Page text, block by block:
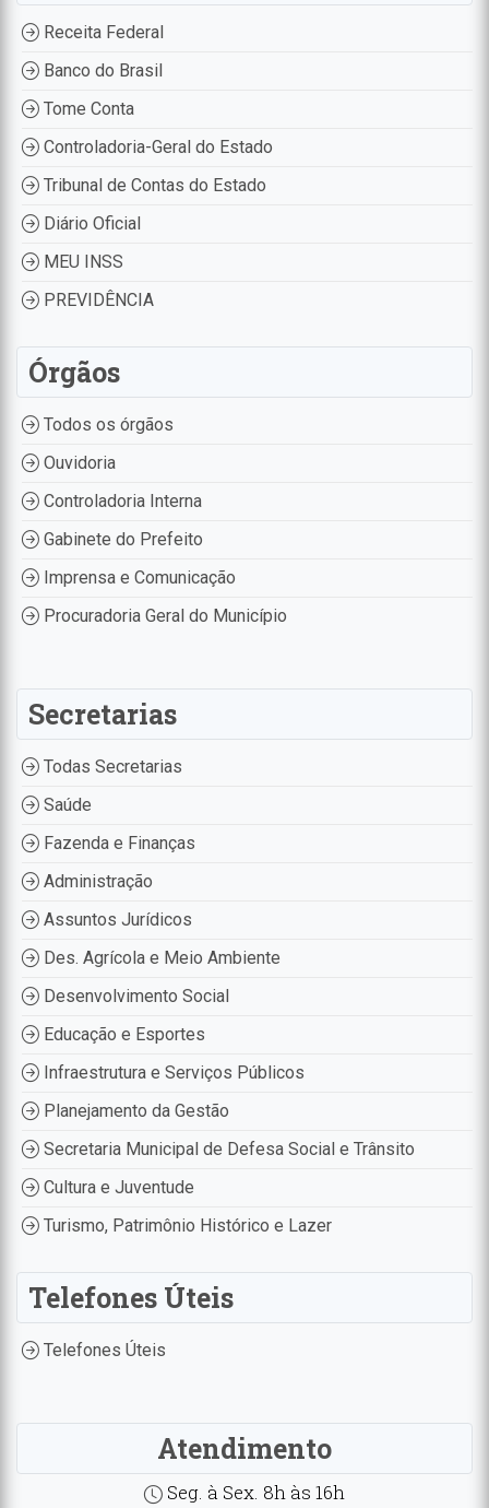
Receita Federal
Banco do Brasil
Tome Conta
Controladoria-Geral do Estado
Tribunal de Contas do Estado
Diário Oficial
MEU INSS
PREVIDÊNCIA
Órgãos
Todos os órgãos
Ouvidoria
Controladoria Interna
Gabinete do Prefeito
Imprensa e Comunicação
Procuradoria Geral do Município
Secretarias
Todas Secretarias
Saúde
Fazenda e Finanças
Administração
Assuntos Jurídicos
Des. Agrícola e Meio Ambiente
Desenvolvimento Social
Educação e Esportes
Infraestrutura e Serviços Públicos
Planejamento da Gestão
Secretaria Municipal de Defesa Social e Trânsito
Cultura e Juventude
Turismo, Patrimônio Histórico e Lazer
Telefones Úteis
Telefones Úteis
Atendimento
Seg. à Sex. 8h às 16h